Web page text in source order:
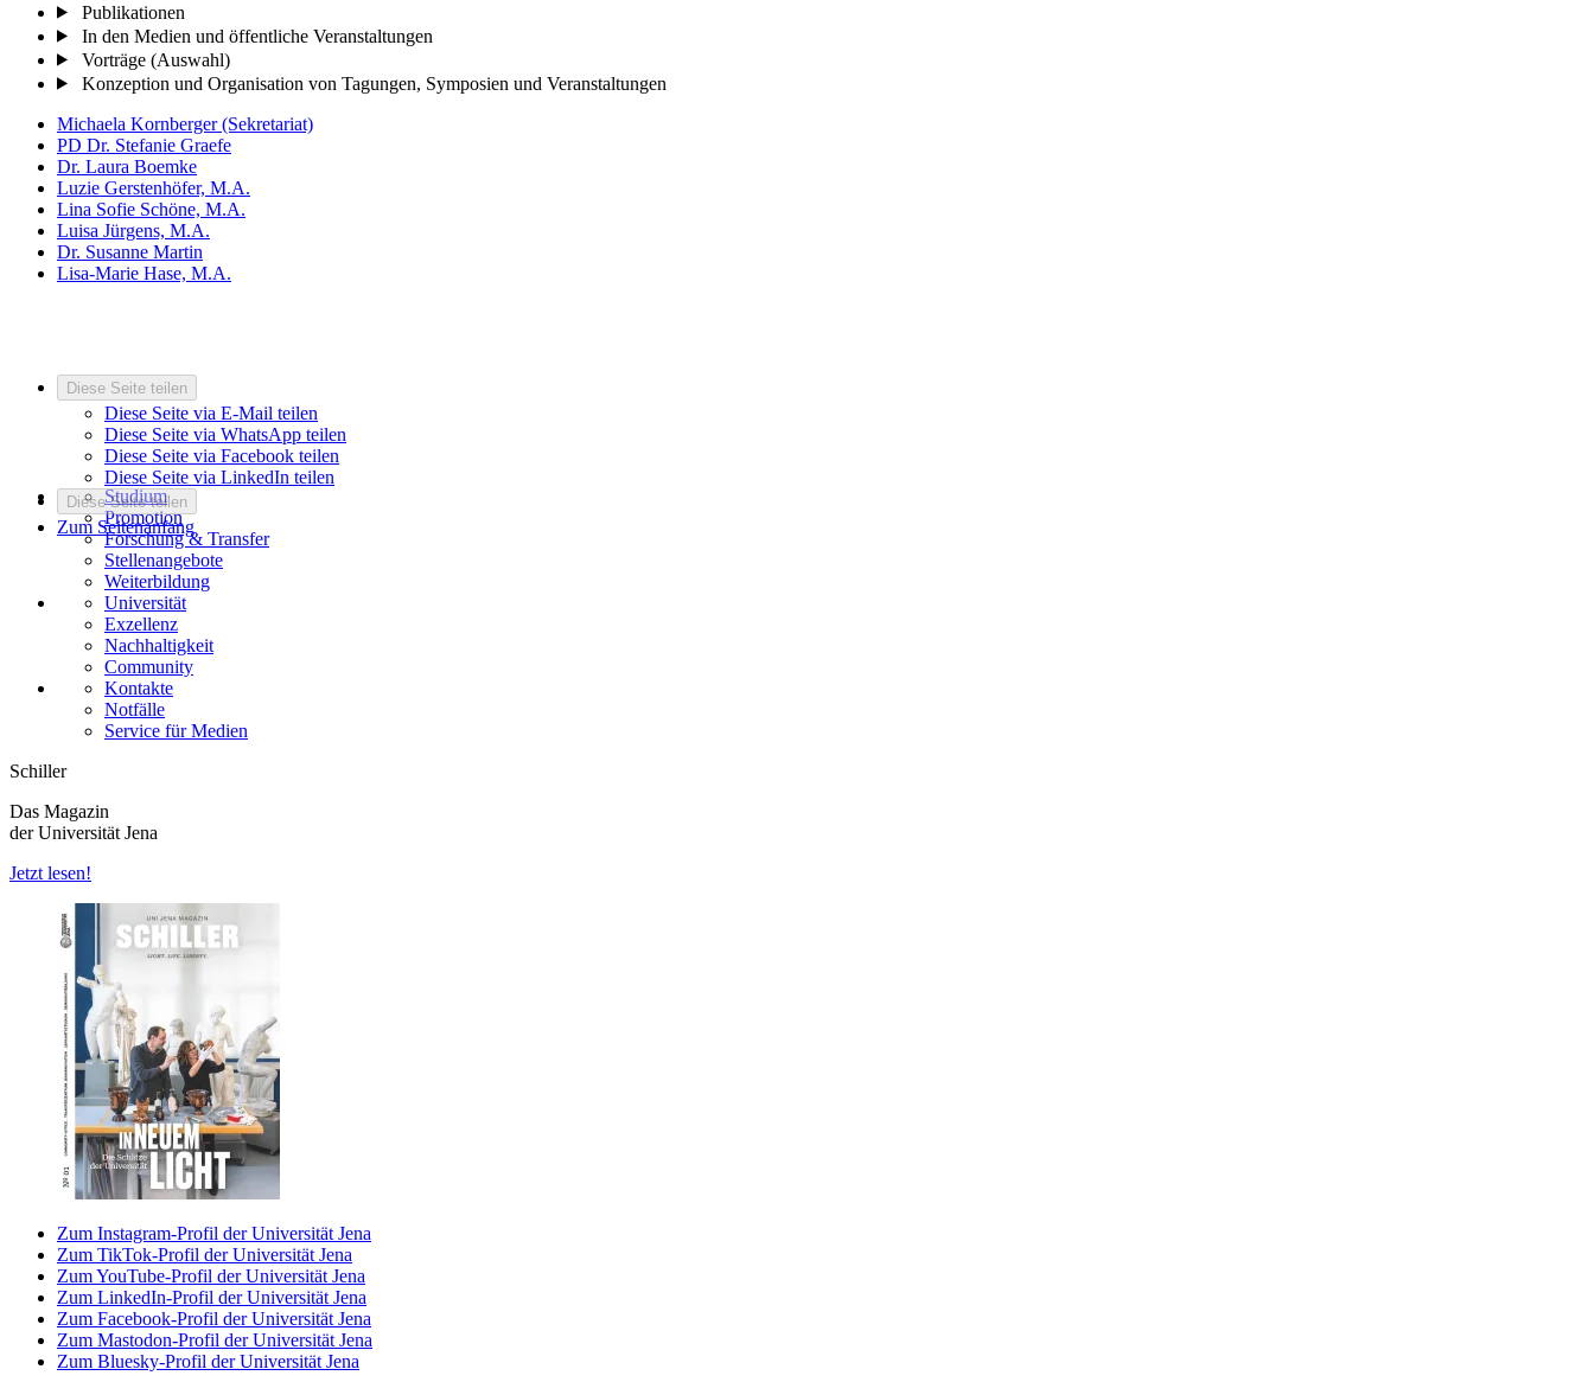
Publikationen
In den Medien und öffentliche Veranstaltungen
Vorträge (Auswahl)
Konzeption und Organisation von Tagungen, Symposien und Veranstaltungen
Michaela Kornberger (Sekretariat)
PD Dr. Stefanie Graefe
Dr. Laura Boemke
Luzie Gerstenhöfer, M.A.
Lina Sofie Schöne, M.A.
Luisa Jürgens, M.A.
Dr. Susanne Martin
Lisa-Marie Hase, M.A.
Diese Seite teilen
Diese Seite via E-Mail teilen
Diese Seite via WhatsApp teilen
Diese Seite via Facebook teilen
Diese Seite via LinkedIn teilen
Diese Seite teilen
Zum Seitenanfang
Studium
Promotion
Forschung & Transfer
Stellenangebote
Weiterbildung
Universität
Exzellenz
Nachhaltigkeit
Community
Kontakte
Notfälle
Service für Medien
Schiller
Das Magazin
der Universität Jena
Jetzt lesen!
Zum Instagram-Profil der Universität Jena
Zum TikTok-Profil der Universität Jena
Zum YouTube-Profil der Universität Jena
Zum LinkedIn-Profil der Universität Jena
Zum Facebook-Profil der Universität Jena
Zum Mastodon-Profil der Universität Jena
Zum Bluesky-Profil der Universität Jena